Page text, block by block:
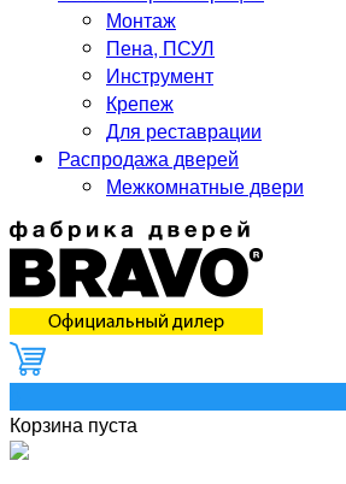
Монтаж
Пена, ПСУЛ
Инструмент
Крепеж
Для реставрации
Распродажа дверей
Межкомнатные двери
Корзина пуста